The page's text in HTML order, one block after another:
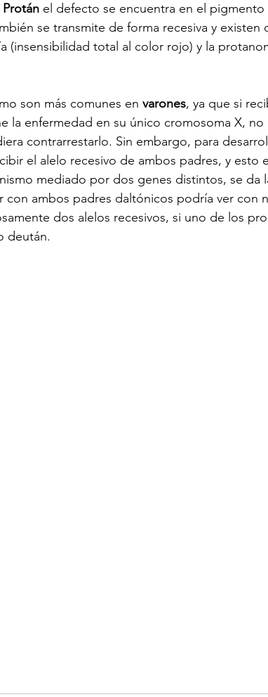
el defecto se encuentra en el pigmento
se transmite de forma recesiva y existen
(insensibilidad total al color rojo) y la
son más comunes en varones, ya que si
la enfermedad en su único cromosoma X,
contrarrestarlo. Sin embargo, para
el alelo recesivo de ambos padres, y esto
mediado por dos genes distintos, se da
con ambos padres daltónicos podría ver con
dos alelos recesivos, si uno de los
deután.